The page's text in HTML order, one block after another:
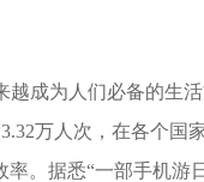
成为人们必备的生
万人次，在各个国
。据悉“一部手机游